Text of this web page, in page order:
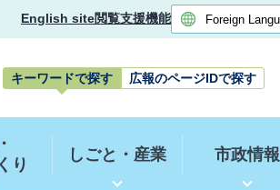
English site閲覧支援機能
キーワードで探す 広報のページIDで探す
ワ
ーり
しごと・産業 市政情報